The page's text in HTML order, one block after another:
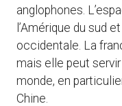
anglophones.
l’Amérique du sud
occidentale. La
mais elle peut
monde, en
Chine.